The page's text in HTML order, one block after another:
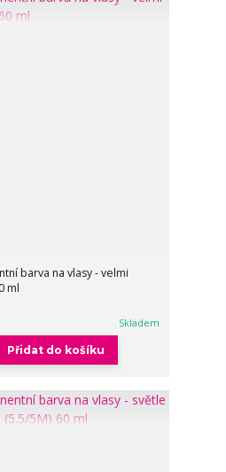
barva na vlasy - velmi
ml
Skladem
Přidat do košíku